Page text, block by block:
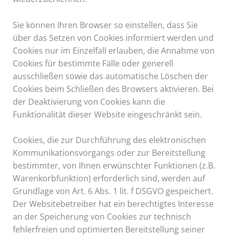
Sie können Ihren Browser so einstellen, dass Sie
über das Setzen von Cookies informiert werden und
Cookies nur im Einzelfall erlauben, die Annahme von
Cookies für bestimmte Fälle oder generell
ausschließen sowie das automatische Löschen der
Cookies beim Schließen des Browsers aktivieren. Bei
der Deaktivierung von Cookies kann die
Funktionalität dieser Website eingeschränkt sein.
Cookies, die zur Durchführung des elektronischen
Kommunikationsvorgangs oder zur Bereitstellung
bestimmter, von Ihnen erwünschter Funktionen (z.B.
Warenkorbfunktion) erforderlich sind, werden auf
Grundlage von Art. 6 Abs. 1 lit. f DSGVO gespeichert.
Der Websitebetreiber hat ein berechtigtes Interesse
an der Speicherung von Cookies zur technisch
fehlerfreien und optimierten Bereitstellung seiner